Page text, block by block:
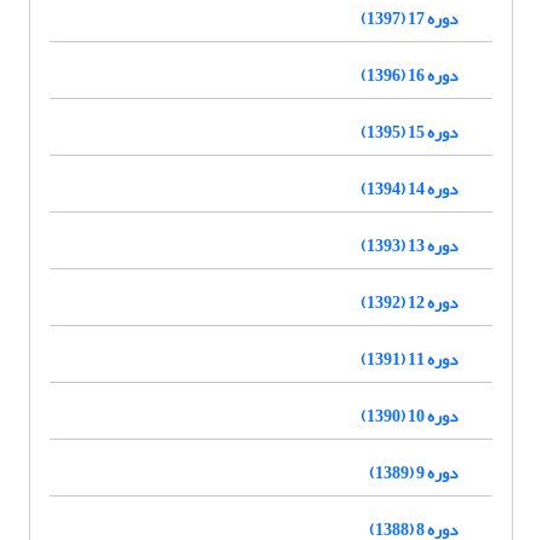
دوره 17 (1397)
دوره 16 (1396)
دوره 15 (1395)
دوره 14 (1394)
دوره 13 (1393)
دوره 12 (1392)
دوره 11 (1391)
دوره 10 (1390)
دوره 9 (1389)
دوره 8 (1388)